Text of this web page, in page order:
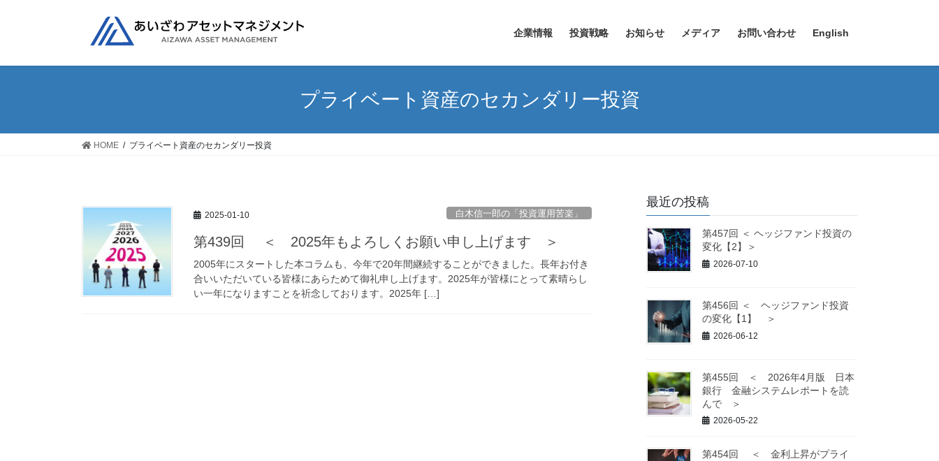
企業情報 投資戦略 お知らせ メディア お問い合わせ English
プライベート資産のセカンダリー投資
HOME プライベート資産のセカンダリー投資
2025-01-10 白木信一郎の「投資運用苦楽」
第439回 ＜ 2025年もよろしくお願い申し上げます ＞
2005年にスタートした本コラムも、今年で20年間継続することができました。長年お付き
合いいただいている皆様にあらためて御礼申し上げます。2025年が皆様にとって素晴らし
い一年になりますことを祈念しております。2025年 […]
最近の投稿
第457回 ＜ ヘッジファンド投資の
変化【2】＞
2026-07-10
第456回 ＜ ヘッジファンド投資
の変化【1】 ＞
2026-06-12
第455回 ＜ 2026年4月版 日本
銀行 金融システムレポートを読
んで ＞
2026-05-22
第454回 ＜ 金利上昇がプライ